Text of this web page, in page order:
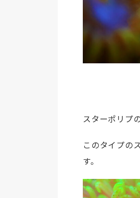
スターポリプ
このタイプの
す。